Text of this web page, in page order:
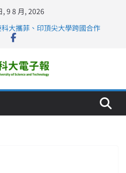
, 9 8 月, 2026
大攜菲、印頂尖大學跨國合作
團、美容學校收穫豐
締結策略聯盟 培育護理尖兵
遠見》醫學大學第5名 辦學實力再